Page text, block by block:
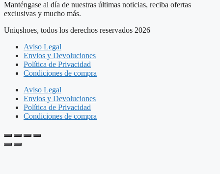
Manténgase al día de nuestras últimas noticias, reciba ofertas
exclusivas y mucho más.
Uniqshoes, todos los derechos reservados 2026
Aviso Legal
Envios y Devoluciones
Política de Privacidad
Condiciones de compra
Aviso Legal
Envios y Devoluciones
Política de Privacidad
Condiciones de compra